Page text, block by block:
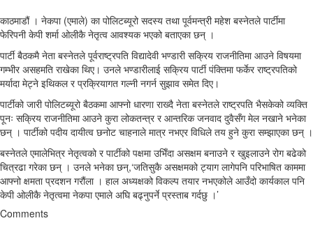
काठमाडौं । नेकपा (एमाले) का पोलिटब्यूरो सदस्य तथा पूर्वमन्त्री महेश बस्नेतले पार्टीमा
फेरिपनी केपी शर्मा ओलीकै नेतृत्व आवश्यक भएको बताएका छन् ।
पार्टी बैठकमै नेता बस्नेतले पूर्वराष्ट्रपति विद्यादेवी भण्डारी सक्रिय राजनीतिमा आउने विषयमा
गम्भीर असहमति राखेका थिए। उनले भण्डारीलाई सक्रिय पार्टी पंक्तिमा फर्केर राष्ट्रपतिको
मर्यादा मेट्ने इथिकल र प्रक्रियागत गल्नी नगर्न सुझाव समेत दिए।
पार्टीको जारी पोलिटब्यूरो बैठकमा आफ्नो धारणा राख्दै नेता बस्नेतले राष्ट्रपति भैसकेको व्यक्ति
पूनः सक्रिय राजनीतिमा आउने कुरा लोकतन्त्र र आन्तरिक जनवाद दुवैसँग मेल नखाने भनेका
छन् । पार्टीको पदीय दायीत्व छनोट चाहनाले मात्र नभएर विधिले तय हुने कुरा सम्झाएका छन् ।
बस्नेतले एमालेभित्र नेतृत्वको र पार्टीको पक्षमा उभिँदा असक्षम बनाउने र खुइलाउने रोग बढेको
चित्रढा गरेका छन् । उनले भनेका छन्,‘जतिसुकै असक्षमको ट्याग लागेपनि परिभाषित काममा
आफ्नो क्षमता प्रदशन गरौंला । हाल अध्यक्षको विकल्प तयार नभएकोले आउँदो कार्यकाल पनि
केपी ओलीकै नेतृत्वमा नेकपा एमाले अघि बढ्नुपर्ने प्रस्ताब गर्दछु ।’
Comments